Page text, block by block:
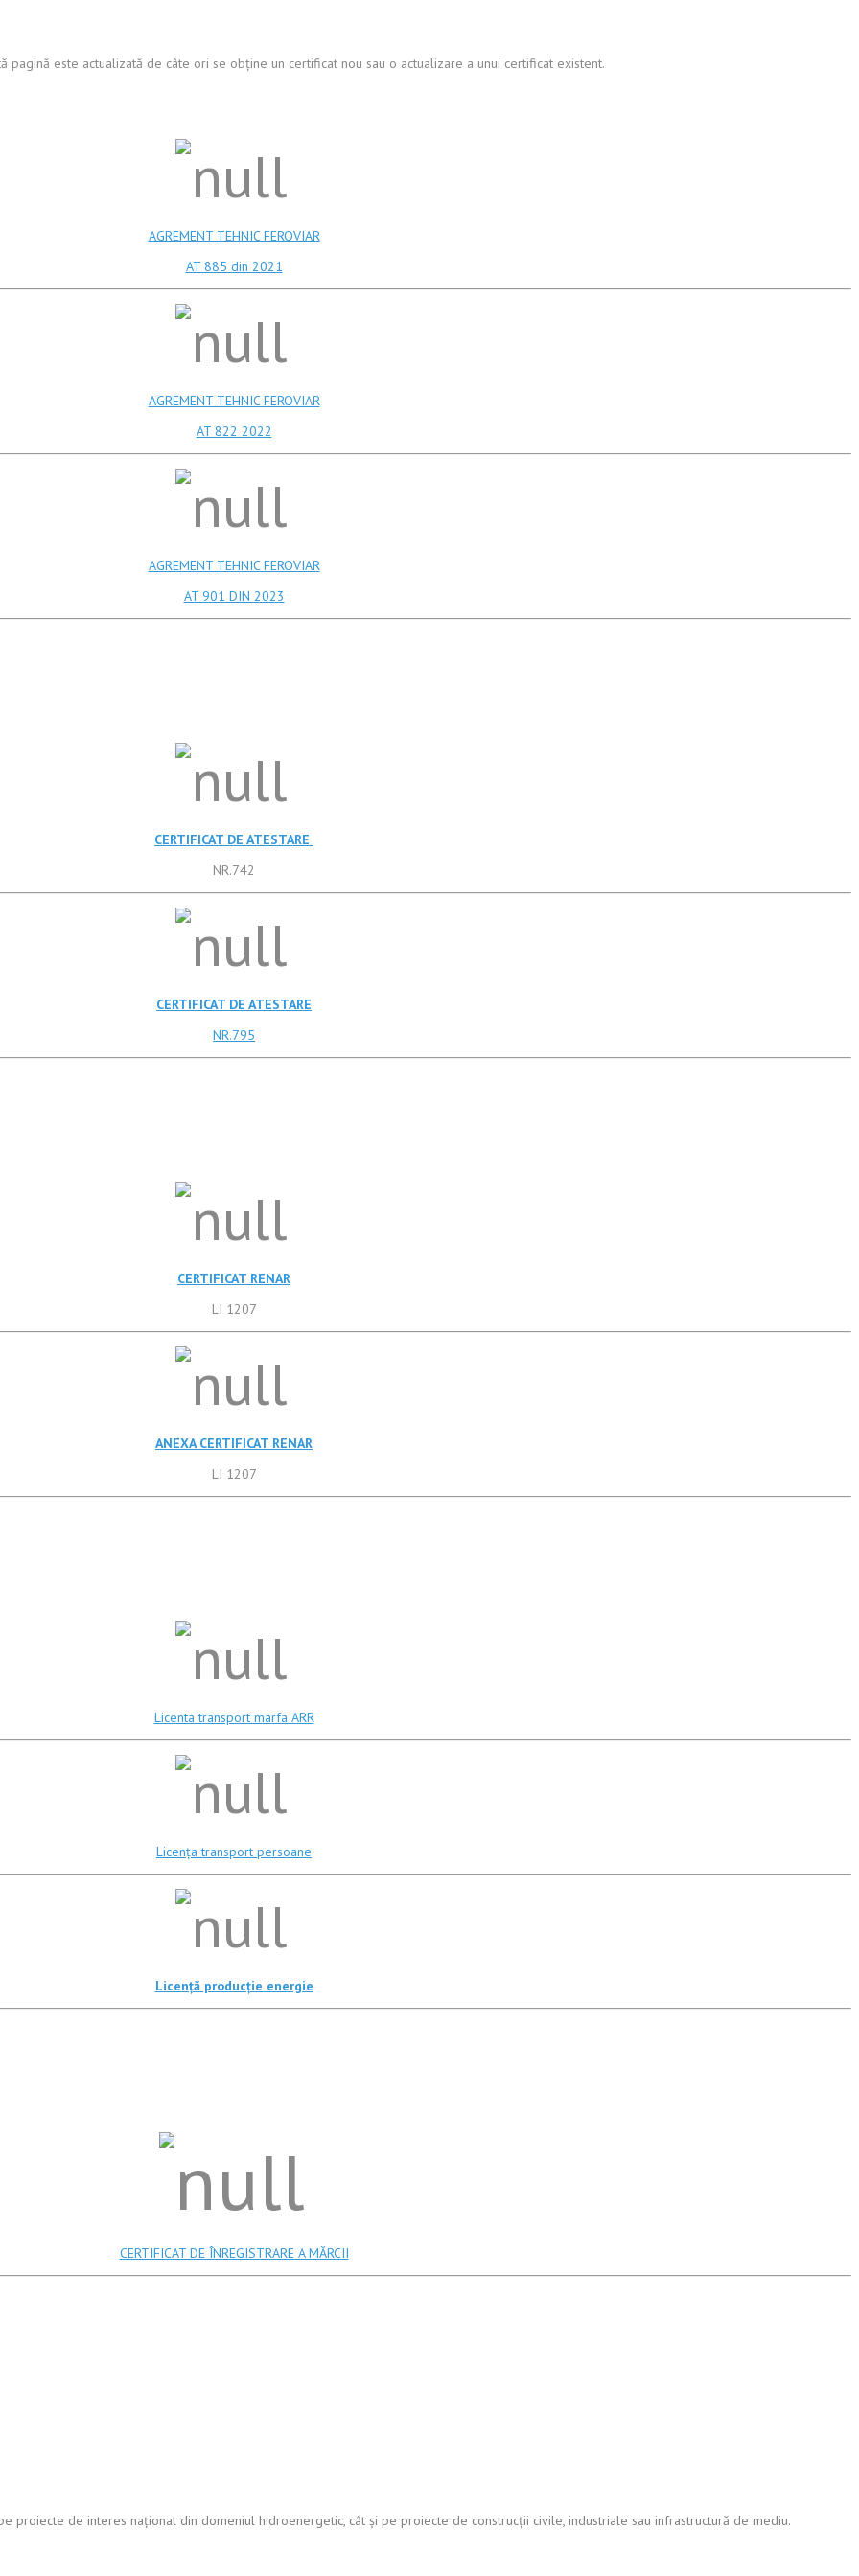
este actualizată de câte ori se obține un certificat nou sau o actualizare a unui certificat existent.
AGREMENT TEHNIC FEROVIAR
AT 885 din 2021
AGREMENT TEHNIC FEROVIAR
AT 822 2022
AGREMENT TEHNIC FEROVIAR
AT 901 DIN 2023
CERTIFICAT DE ATESTARE
NR.742
CERTIFICAT DE ATESTARE
NR.795
CERTIFICAT RENAR
LI 1207
ANEXA CERTIFICAT RENAR
LI 1207
Licenta transport marfa ARR
Licența transport persoane
Licență producție energie
CERTIFICAT DE ÎNREGISTRARE A MĂRCII
proiecte de interes național din domeniul hidroenergetic, cât și pe proiecte de construcții civile, industriale sau infrastructură de mediu.